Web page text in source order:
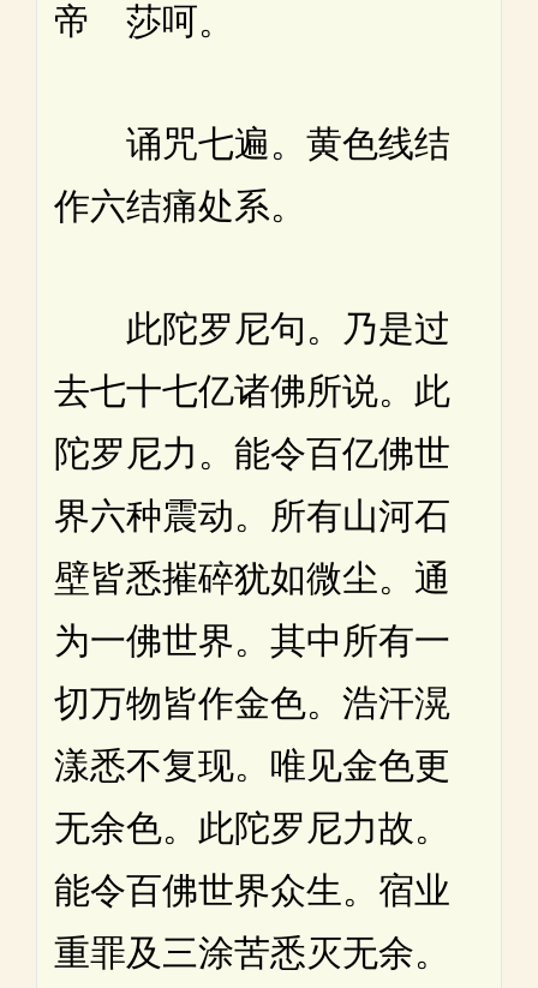
帝 莎呵。
诵咒七遍。黄色线结
作六结痛处系。
此陀罗尼句。乃是过
去七十七亿诸佛所说。此
陀罗尼力。能令百亿佛世
界六种震动。所有山河石
壁皆悉摧碎犹如微尘。通
为一佛世界。其中所有一
切万物皆作金色。浩汗滉
漾悉不复现。唯见金色更
无余色。此陀罗尼力故。
能令百佛世界众生。宿业
重罪及三涂苦悉灭无余。